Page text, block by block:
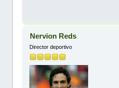
Nervion Reds
Director deportivo